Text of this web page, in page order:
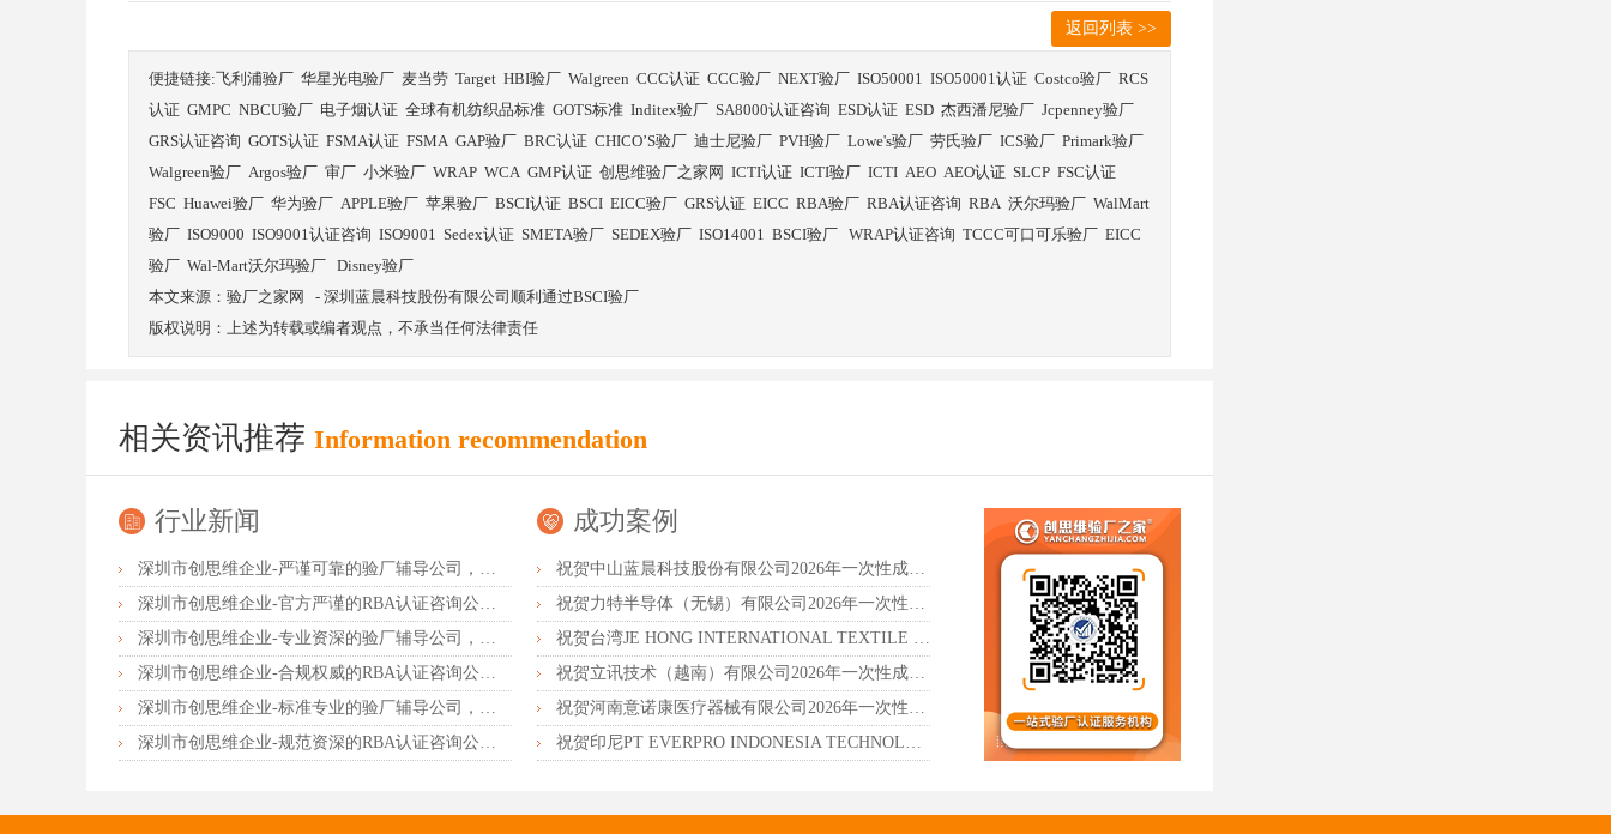
返回列表 >>
便捷链接:飞利浦验厂 华星光电验厂 麦当劳 Target HBI验厂 Walgreen CCC认证 CCC验厂 NEXT验厂 ISO50001 ISO50001认证 Costco验厂 RCS
认证 GMPC NBCU验厂 电子烟认证 全球有机纺织品标准 GOTS标准 Inditex验厂 SA8000认证咨询 ESD认证 ESD 杰西潘尼验厂 Jcpenney验厂
GRS认证咨询 GOTS认证 FSMA认证 FSMA GAP验厂 BRC认证 CHICO’S验厂 迪士尼验厂 PVH验厂 Lowe's验厂 劳氏验厂 ICS验厂 Primark验厂
Walgreen验厂 Argos验厂 审厂 小米验厂 WRAP WCA GMP认证 创思维验厂之家网 ICTI认证 ICTI验厂 ICTI AEO AEO认证 SLCP FSC认证
FSC Huawei验厂 华为验厂 APPLE验厂 苹果验厂 BSCI认证 BSCI EICC验厂 GRS认证 EICC RBA验厂 RBA认证咨询 RBA 沃尔玛验厂 WalMart
验厂 ISO9000 ISO9001认证咨询 ISO9001 Sedex认证 SMETA验厂 SEDEX验厂 ISO14001 BSCI验厂 WRAP认证咨询 TCCC可口可乐验厂 EICC
验厂 Wal-Mart沃尔玛验厂 Disney验厂
本文来源： 验厂之家网 - 深圳蓝晨科技股份有限公司顺利通过BSCI验厂
版权说明：上述为转载或编者观点，不承当任何法律责任
相关资讯推荐 Information recommendation
行业新闻
深圳市创思维企业-严谨可靠的验厂辅导公司，行业首选真诚力荐
深圳市创思维企业-官方严谨的RBA认证咨询公司，业内首选诚挚推荐
深圳市创思维企业-专业资深的验厂辅导公司，实力首选客户力荐
深圳市创思维企业-合规权威的RBA认证咨询公司，口碑首选强烈推荐
深圳市创思维企业-标准专业的验厂辅导公司，企业首选倾情力荐
深圳市创思维企业-规范资深的RBA认证咨询公司，客户首选由衷推荐
成功案例
祝贺中山蓝晨科技股份有限公司2026年一次性成功通过BSCI验厂-B级
祝贺力特半导体（无锡）有限公司2026年一次性成功通过RBA-VAP认证审核并取得170.2分
祝贺台湾JE HONG INTERNATIONAL TEXTILE CO., LTD 2026年一次性成功通过GRS认证
祝贺立讯技术（越南）有限公司2026年一次性成功通过RBA-VAP审核获得金牌评级！
祝贺河南意诺康医疗器械有限公司2026年一次性成功通过GMP认证
祝贺印尼PT EVERPRO INDONESIA TECHNOLOGIES公司2026年一次性成功通过RBA-VAP审核